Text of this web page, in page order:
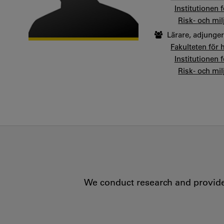
Institutionen
Risk- och
Lärare,
Fakulteten för
Institutionen
Risk- och
We conduct research and